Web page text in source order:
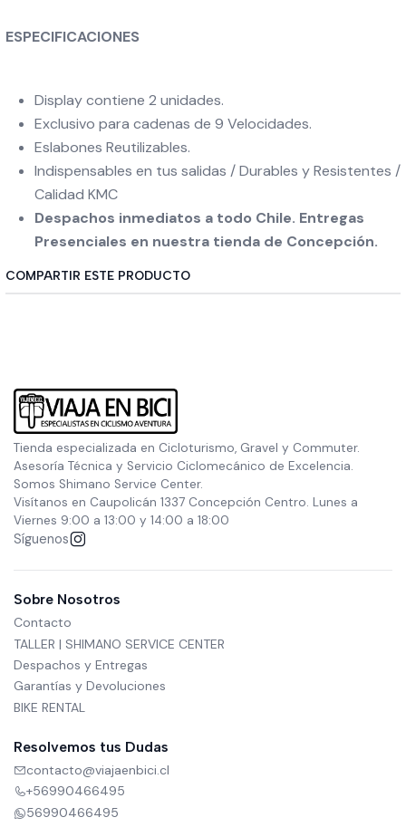
ESPECIFICACIONES
Display contiene 2 unidades.
Exclusivo para cadenas de 9 Velocidades.
Eslabones Reutilizables.
Indispensables en tus salidas / Durables y Resistentes /
Calidad KMC
Despachos inmediatos a todo Chile. Entregas
Presenciales en nuestra tienda de Concepción.
COMPARTIR ESTE PRODUCTO
Tienda especializada en Cicloturismo, Gravel y Commuter.
Asesoría Técnica y Servicio Ciclomecánico de Excelencia.
Somos Shimano Service Center.
Visítanos en Caupolicán 1337 Concepción Centro. Lunes a
Viernes 9:00 a 13:00 y 14:00 a 18:00
Síguenos
Sobre Nosotros
Contacto
TALLER | SHIMANO SERVICE CENTER
Despachos y Entregas
Garantías y Devoluciones
BIKE RENTAL
Resolvemos tus Dudas
contacto@viajaenbici.cl
+56990466495
56990466495